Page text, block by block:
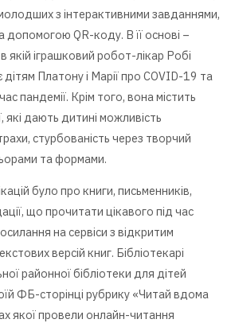
з інтерактивними завданнями,
допомогою QR-коду. В її основі –
якій іграшковий робот-лікар Робі
Платону і Марії про COVID-19 та
пандемії. Крім того, вона містить
які дають дитині можливість
стурбованість через творчий
та формами.
було про книги, письменників,
що прочитати цікавого під час
на сервіси з відкритим
версій книг. Бібліотекарі
районної бібліотеки для дітей
ФБ-сторінці рубрику «Читай вдома
якої провели онлайн-читання